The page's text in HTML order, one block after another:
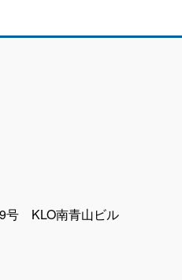
号 KLO南青山ビル